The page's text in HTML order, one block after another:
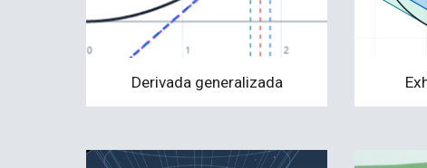
Derivada generalizada